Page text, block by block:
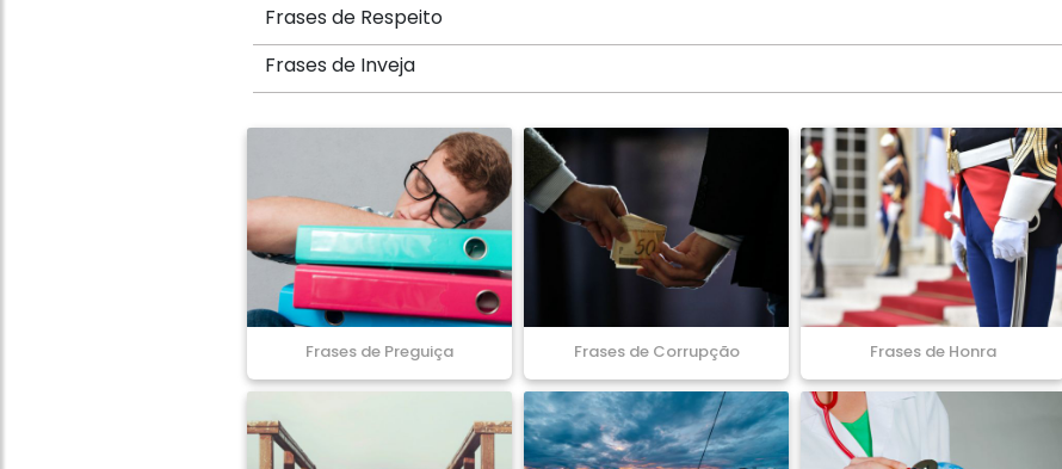
Frases de Respeito
Frases de Inveja
Frases de Preguiça Frases de Corrupção Frases de Honra